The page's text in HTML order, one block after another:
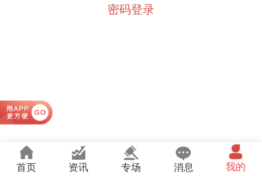
密码登录
首页 资讯 专场 消息 我的